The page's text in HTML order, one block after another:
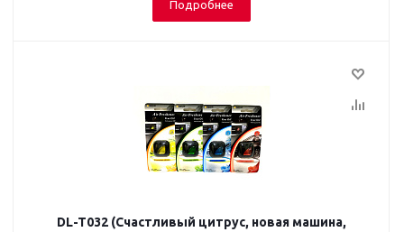
Подробнее
DL-T032 (Счастливый цитрус, новая машина,